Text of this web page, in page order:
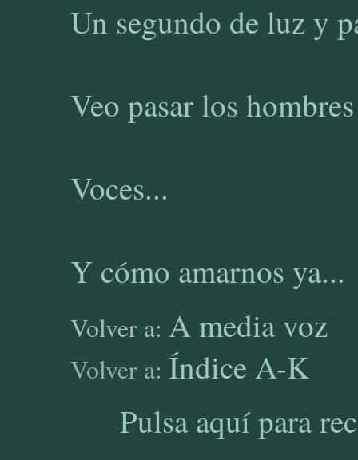
Un segundo de luz y
Veo pasar los
Voces...
Y cómo amarnos ya...
Volver a: A media voz
Volver a: Índice A-K
Pulsa aquí para